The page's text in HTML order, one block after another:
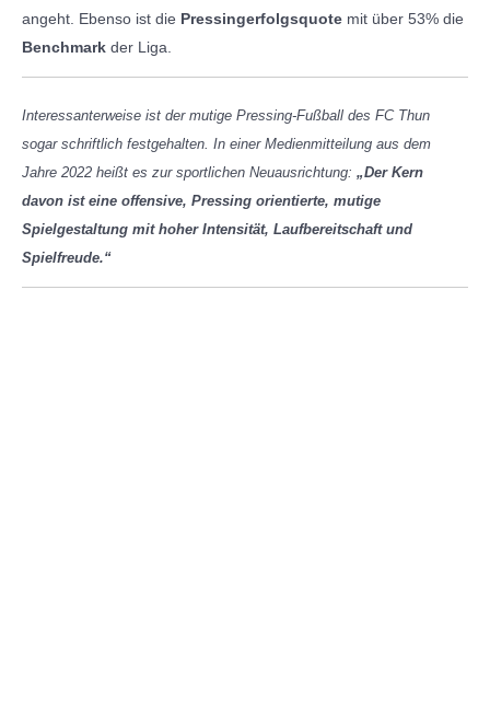
angeht. Ebenso ist die Pressingerfolgsquote mit über 53% die
Benchmark der Liga.
Interessanterweise ist der mutige Pressing-Fußball des FC Thun
sogar schriftlich festgehalten. In einer Medienmitteilung aus dem
Jahre 2022 heißt es zur sportlichen Neuausrichtung: „Der Kern
davon ist eine offensive, Pressing orientierte, mutige
Spielgestaltung mit hoher Intensität, Laufbereitschaft und
Spielfreude.“